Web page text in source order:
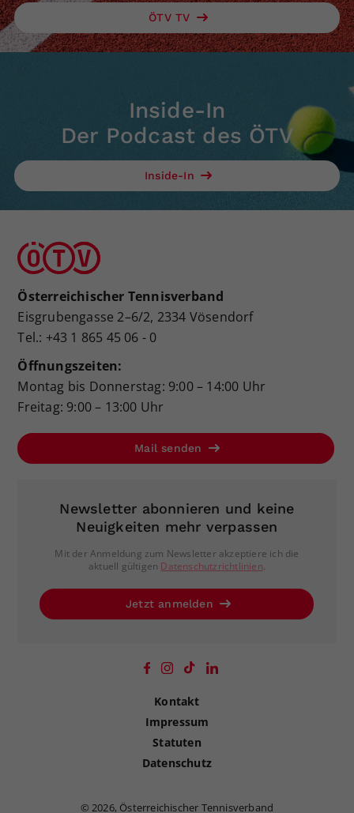
ÖTV TV
Inside-In
Der Podcast des ÖTV
Inside-In
Österreichischer Tennisverband
Eisgrubengasse 2–6/2, 2334 Vösendorf
Tel.: +43 1 865 45 06 - 0
Öffnungszeiten:
Montag bis Donnerstag: 9:00 – 14:00 Uhr
Freitag: 9:00 – 13:00 Uhr
Mail senden
Newsletter abonnieren und keine
Neuigkeiten mehr verpassen
Mit der Anmeldung zum Newsletter akzeptiere ich die
aktuell gültigen Datenschutzrichtlinien.
Jetzt anmelden
Kontakt
Impressum
Statuten
Datenschutz
©2026, Österreichischer Tennisverband